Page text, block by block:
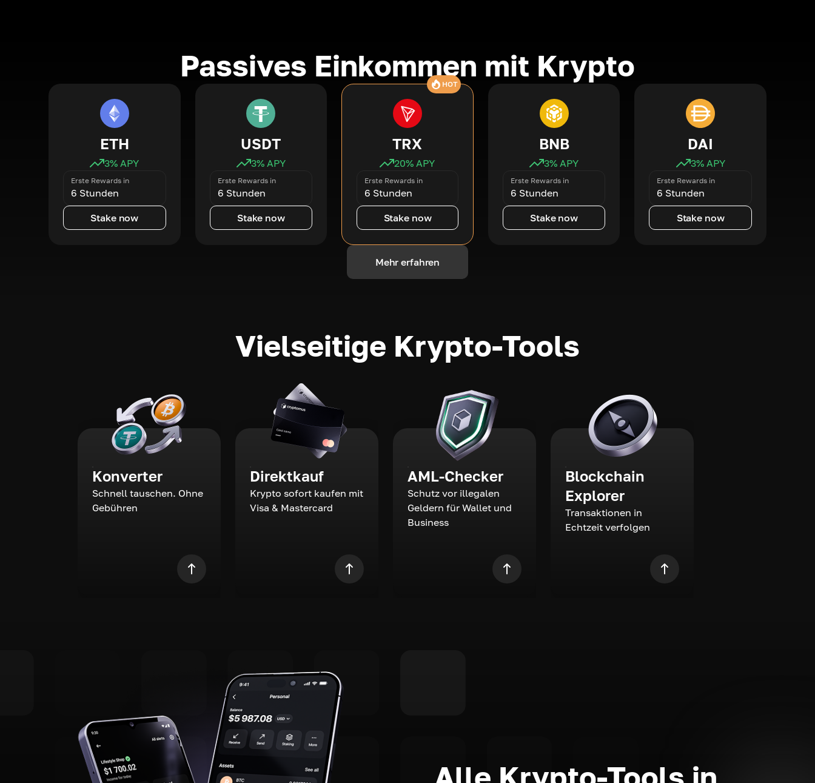
Passives Einkommen mit Krypto
ETH
3% APY
Erste Rewards in
6 Stunden
Stake now
USDT
3% APY
Erste Rewards in
6 Stunden
Stake now
HOT
TRX
20% APY
Erste Rewards in
6 Stunden
Stake now
BNB
3% APY
Erste Rewards in
6 Stunden
Stake now
DAI
3% APY
Erste Rewards in
6 Stunden
Stake now
Mehr erfahren
Vielseitige Krypto-Tools
Konverter
Schnell tauschen. Ohne
Gebühren
Direktkauf
Krypto sofort kaufen mit
Visa & Mastercard
AML-Checker
Schutz vor illegalen
Geldern für Wallet und
Business
Blockchain
Explorer
Transaktionen in
Echtzeit verfolgen